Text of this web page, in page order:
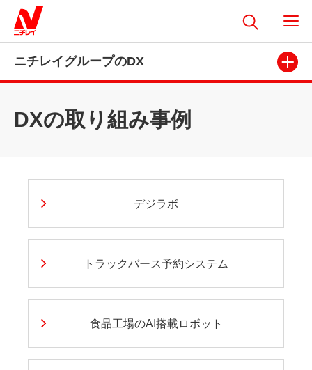
ニチレイグループのDX
DXの取り組み事例
デジラボ
トラックバース予約システム
食品工場のAI搭載ロボット